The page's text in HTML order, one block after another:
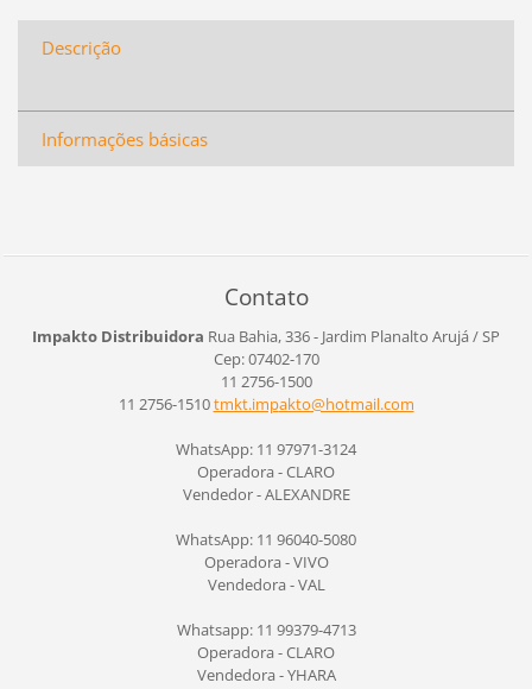
Descrição
Informações básicas
Contato
Impakto Distribuidora Rua Bahia, 336 - Jardim Planalto Arujá / SP
Cep: 07402-170
11 2756-1500
11 2756-1510tmkt.impakto@hotmail.com
WhatsApp: 11 97971-3124
Operadora - CLARO
Vendedor - ALEXANDRE
WhatsApp: 11 96040-5080
Operadora - VIVO
Vendedora - VAL
Whatsapp: 11 99379-4713
Operadora - CLARO
Vendedora - YHARA